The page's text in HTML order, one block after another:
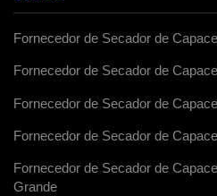
Fornecedor de Secador de
Fornecedor de Secador de
Fornecedor de Secador de
Fornecedor de Secador de
Fornecedor de Secador de
Grande